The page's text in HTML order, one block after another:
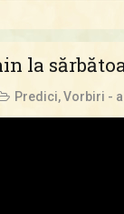
la
Predici,Vorbiri -